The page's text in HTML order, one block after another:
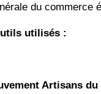
du commerce
utilisés :
Artisans du